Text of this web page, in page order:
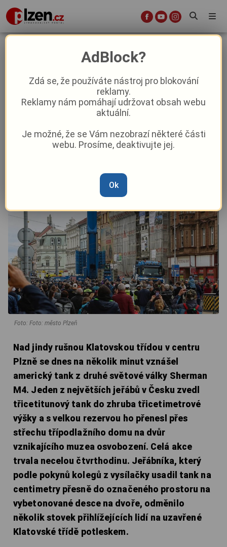
VIDEO: Manévry na Klatovské.
Jeřáb přenesl tank do vznikajícího
muzea osvobození v Plzni, akci
sledovaly davy lidí
Marie Osvaldová– 11. 10. 2025|12:04
Foto: Foto: město Plzeň
Nad jindy rušnou Klatovskou třídou v centru
Plzně se dnes na několik minut vznášel
americký tank z druhé světové války Sherman
M4. Jeden z největších jeřábů v Česku zvedl
třicetitunový tank do zhruba třicetimetrové
výšky a s velkou rezervou ho přenesl přes
střechu třípodlažního domu na dvůr
vznikajícího muzea osvobození. Celá akce
trvala necelou čtvrthodinu. Jeřábníka, který
podle pokynů kolegů z vysílačky usadil tank na
centimetry přesně do označeného prostoru na
vybetonované desce na dvoře, odměnilo
několik stovek přihlížejících lidí na uzavřené
Klatovské třídě potleskem.
AdBlock?
Zdá se, že používáte nástroj pro blokování
reklamy.
Reklamy nám pomáhají udržovat obsah webu
aktuální.
Je možné, že se Vám nezobrazí některé části
webu. Prosíme, deaktivujte jej.
Ok